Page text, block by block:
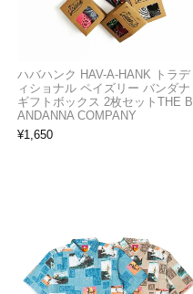
ハバハンク HAV-A-HANK トラデ
ィショナル ペイズリー バンダナ
ギフトボックス 2枚セットTHE B
ANDANNA COMPANY
¥1,650